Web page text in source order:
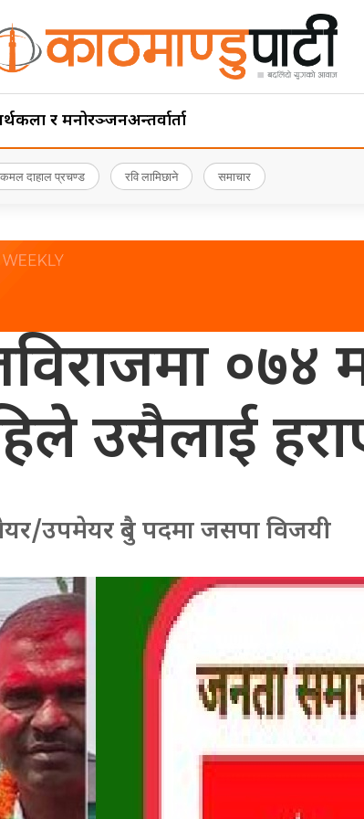
कला र मनोरञ्जनअन्तर्वार्ता
दाहाल प्रचण्ड रवि लामिछाने समाचार
०७४
उसैलाई
उपमेयर दुबै पदमा जसपा विजयी